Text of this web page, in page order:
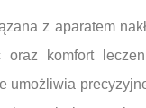
z aparatem
oraz komfort
umożliwia